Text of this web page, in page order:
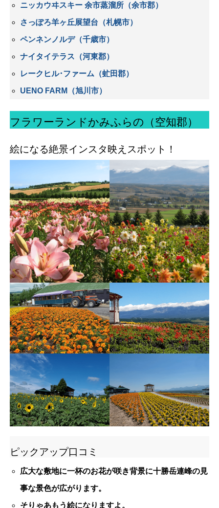
ニッカウヰスキー 余市蒸溜所（余市郡）
さっぽろ羊ヶ丘展望台（札幌市）
ペンネンノルデ（千歳市）
ナイタイテラス（河東郡）
レークヒル･ファーム（虻田郡）
UENO FARM（旭川市）
フラワーランドかみふらの（空知郡）
絵になる絶景インスタ映えスポット！
ピックアップ口コミ
広大な敷地に一杯のお花が咲き背景に十勝岳連峰の見
事な景色が広がります。
そりゃあもう絵になりますよ。